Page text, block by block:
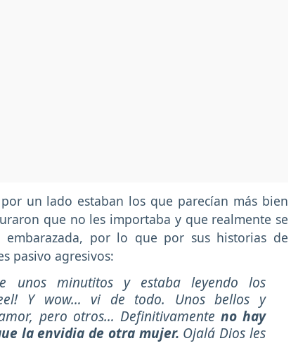
un lado estaban los que parecían más bien
que no les importaba y que realmente se
por lo que por sus historias de
pasivo agresivos:
unos minutitos y estaba leyendo los
Y wow… vi de todo. Unos bellos y
pero otros… Definitivamente no hay
la envidia de otra mujer. Ojalá Dios les